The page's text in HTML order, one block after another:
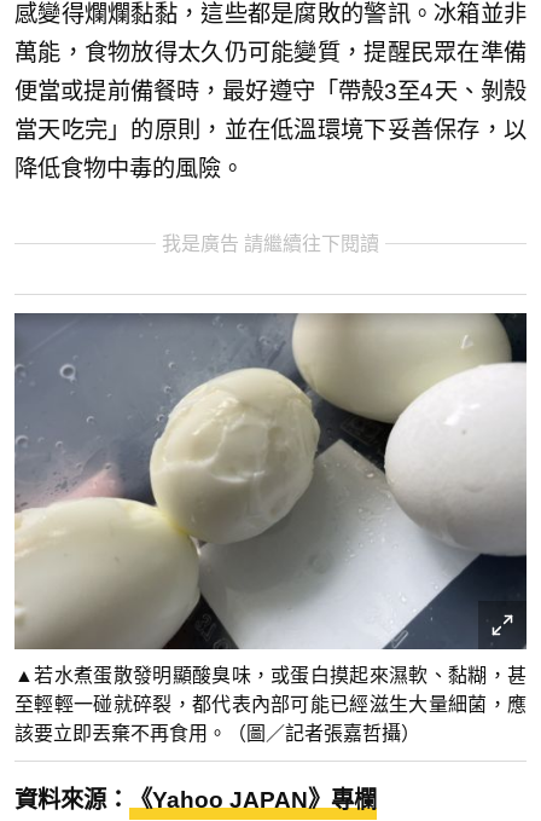
感變得爛爛黏黏，這些都是腐敗的警訊。冰箱並非
萬能，食物放得太久仍可能變質，提醒民眾在準備
便當或提前備餐時，最好遵守「帶殼3至4天、剝殼
當天吃完」的原則，並在低溫環境下妥善保存，以
降低食物中毒的風險。
我是廣告 請繼續往下閱讀
▲若水煮蛋散發明顯酸臭味，或蛋白摸起來濕軟、黏糊，甚
至輕輕一碰就碎裂，都代表內部可能已經滋生大量細菌，應
該要立即丟棄不再食用。（圖／記者張嘉哲攝）
資料來源： 《Yahoo JAPAN》專欄